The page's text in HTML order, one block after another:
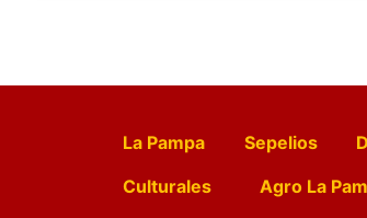
La Pampa Sepelios
Culturales
Agro La